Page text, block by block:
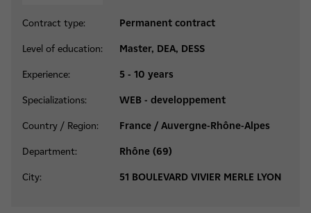
Contract type: Permanent contract
Level of education: Master, DEA, DESS
Experience: 5 - 10 years
Specializations: WEB - developpement
Country / Region: France / Auvergne-Rhône-Alpes
Department: Rhône (69)
City: 51 BOULEVARD VIVIER MERLE LYON